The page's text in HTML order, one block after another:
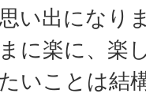
い出になり
に楽に、楽
いことは結